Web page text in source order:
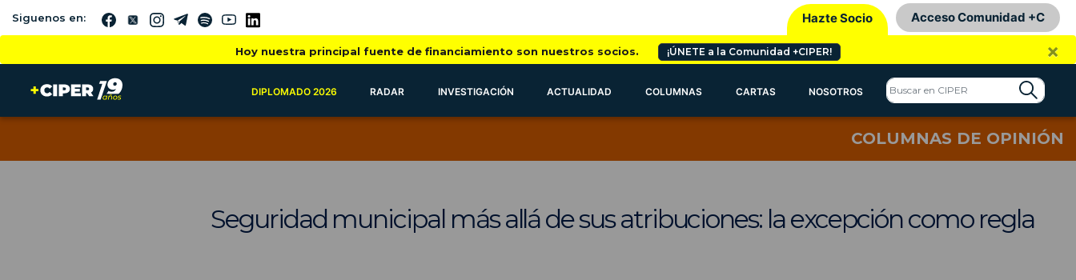
Siguenos en: Hazte Socio Acceso Comunidad +C
Hoy nuestra principal fuente de financiamiento son nuestros socios. ¡ÚNETE a la Comunidad +CIPER! ×
DIPLOMADO 2026 RADAR INVESTIGACIÓN ACTUALIDAD COLUMNAS CARTAS NOSOTROS
COLUMNAS DE OPINIÓN
Seguridad municipal más allá de sus atribuciones: la excepción como regla